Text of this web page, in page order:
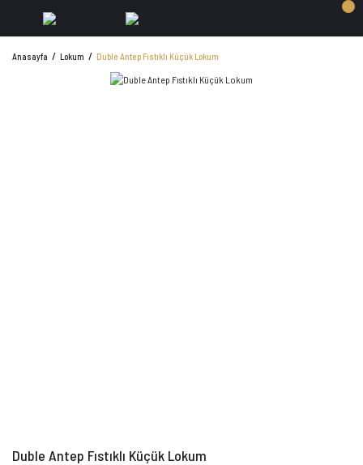
Anasayfa Lokum Duble Antep Fıstıklı Küçük Lokum
Duble Antep Fıstıklı Küçük Lokum